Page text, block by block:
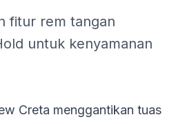
fitur rem tangan
untuk kenyamanan
Creta menggantikan tuas